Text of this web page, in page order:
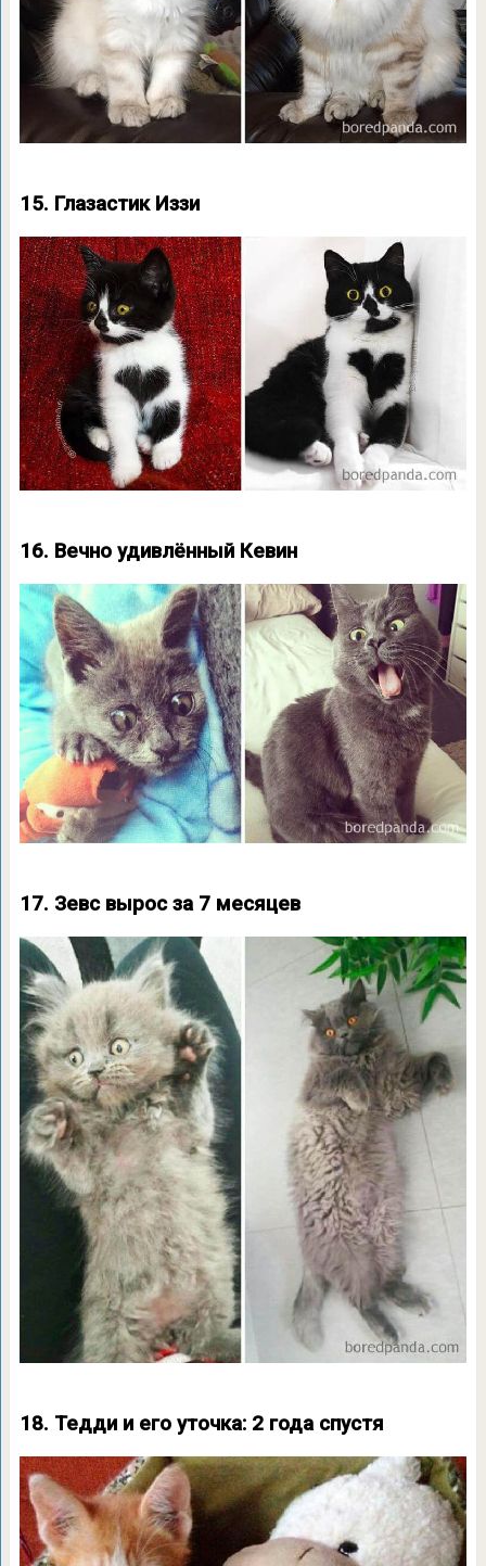
15. Глазастик Иззи
16. Вечно удивлённый Кевин
17. Зевс вырос за 7 месяцев
18. Тедди и его уточка: 2 года спустя